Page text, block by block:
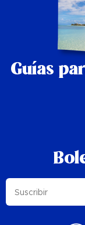
Guías